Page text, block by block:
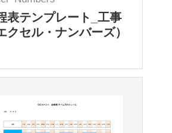
表テンプレート_工事
クセル・ナンバーズ）